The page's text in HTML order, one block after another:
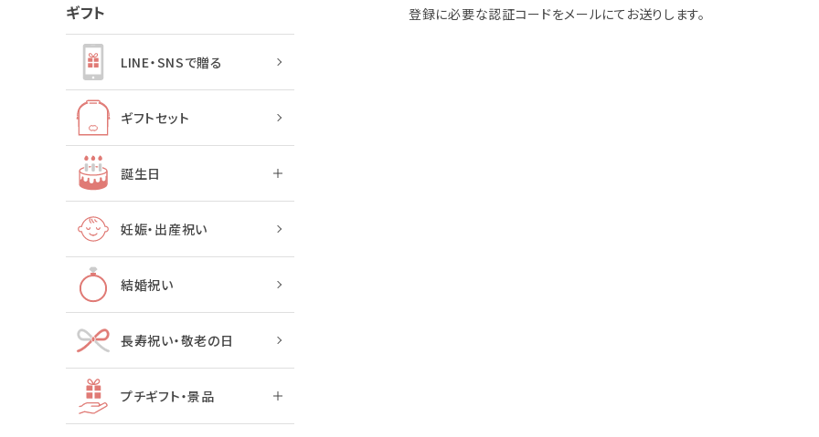
ギフト
LINE・SNSで贈る
ギフトセット
誕生日
妊娠・出産祝い
結婚祝い
長寿祝い・敬老の日
プチギフト・景品
登録に必要な認証コードをメールにてお送りします。